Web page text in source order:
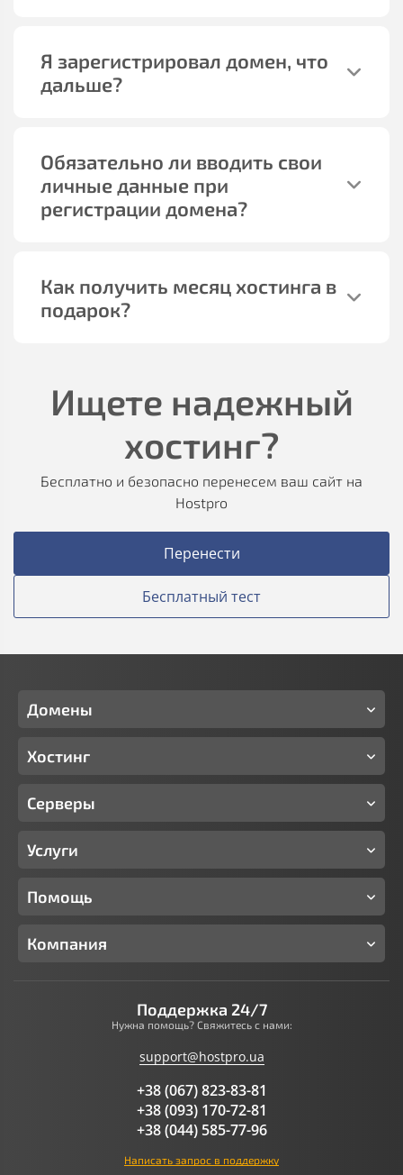
Я зарегистрировал домен, что
дальше?
Обязательно ли вводить свои
личные данные при
регистрации домена?
Как получить месяц хостинга в
подарок?
Ищете надежный
хостинг?
Бесплатно и безопасно перенесем ваш сайт на
Hostpro
Перенести
Бесплатный тест
Домены
Хостинг
Серверы
Услуги
Помощь
Компания
Поддержка 24/7
Нужна помощь? Свяжитесь с нами:
support@hostpro.ua
+38 (067) 823-83-81
+38 (093) 170-72-81
+38 (044) 585-77-96
Написать запрос в поддержку